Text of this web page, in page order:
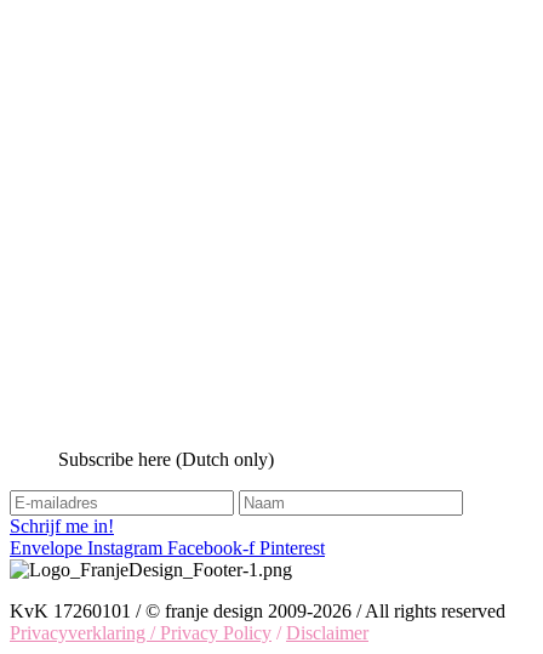
Subscribe here (Dutch only)
Schrijf me in!
Envelope Instagram Facebook-f Pinterest
KvK 17260101 / © franje design 2009-2026 / All rights reserved
Privacyverklaring / Privacy Policy /Disclaimer